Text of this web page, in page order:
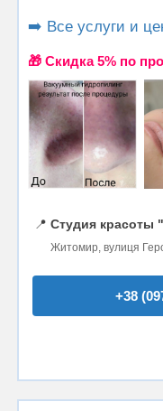
➡️ Все услуги и
🎁 Cкидка 5% по
📍 Студия красоты
Житомир, вулиця
+38